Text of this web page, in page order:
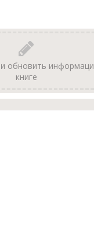
обновить
книге